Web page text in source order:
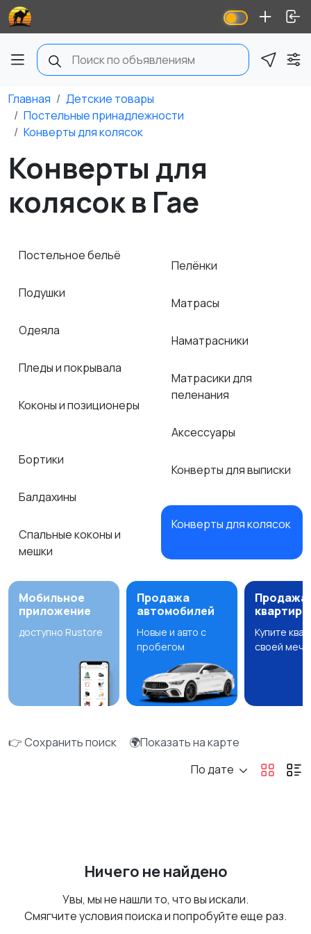
Главная
Детские товары
Постельные принадлежности
Конверты для колясок
Конверты для
колясок в Гае
Постельное бельё
Подушки
Одеяла
Пледы и покрывала
Коконы и позиционеры
Бортики
Балдахины
Спальные коконы и
мешки
Пелёнки
Матрасы
Наматрасники
Матрасики для
пеленания
Аксессуары
Конверты для выписки
Конверты для колясок
Мобильное
приложение
доступно Rustore
Продажа
автомобилей
Новые и авто с
пробегом
Продажа
квартир
Купите
своей
👉 Сохранить поиск
🌍Показать на карте
По дате
Ничего не найдено
Увы, мы не нашли то, что вы искали.
Смягчите условия поиска и попробуйте еще раз.